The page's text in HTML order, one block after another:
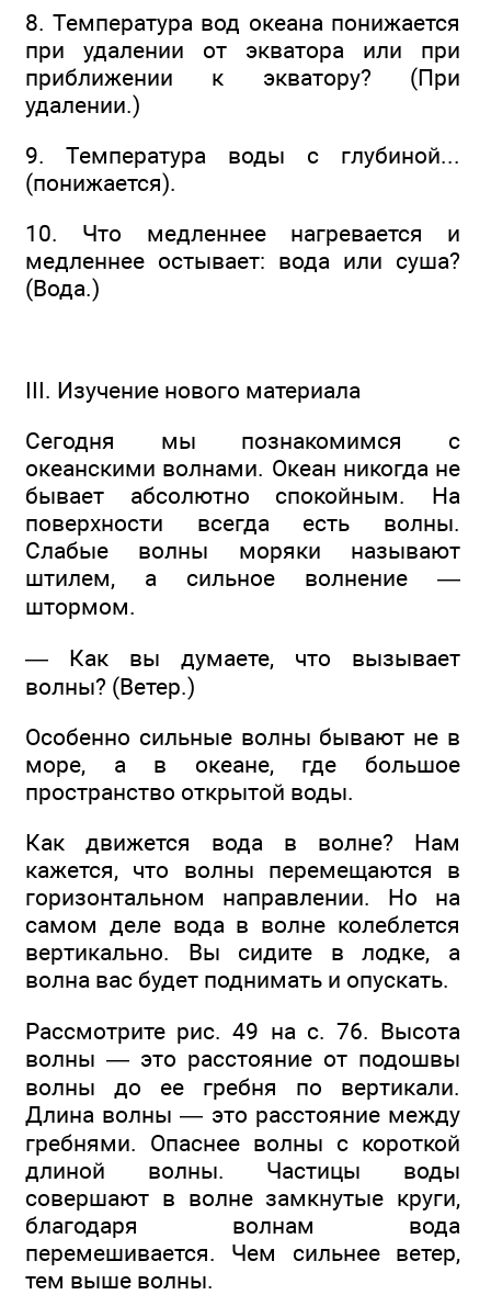
8. Температура вод океана понижается
при удалении от экватора или при
приближении к экватору? (При
удалении.)
9. Температура воды с глубиной...
(понижается).
10. Что медленнее нагревается и
медленнее остывает: вода или суша?
(Вода.)
III. Изучение нового материала
Сегодня мы познакомимся с
океанскими волнами. Океан никогда не
бывает абсолютно спокойным. На
поверхности всегда есть волны.
Слабые волны моряки называют
штилем, а сильное волнение —
штормом.
— Как вы думаете, что вызывает
волны? (Ветер.)
Особенно сильные волны бывают не в
море, а в океане, где большое
пространство открытой воды.
Как движется вода в волне? Нам
кажется, что волны перемещаются в
горизонтальном направлении. Но на
самом деле вода в волне колеблется
вертикально. Вы сидите в лодке, а
волна вас будет поднимать и опускать.
Рассмотрите рис. 49 на с. 76. Высота
волны — это расстояние от подошвы
волны до ее гребня по вертикали.
Длина волны — это расстояние между
гребнями. Опаснее волны с короткой
длиной волны. Частицы воды
совершают в волне замкнутые круги,
благодаря волнам вода
перемешивается. Чем сильнее ветер,
тем выше волны.